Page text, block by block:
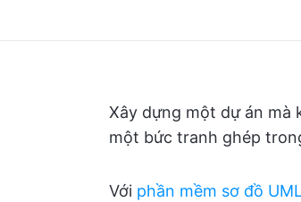
Xây dựng một dự án mà
một bức tranh ghép
Với phần mềm sơ đồ